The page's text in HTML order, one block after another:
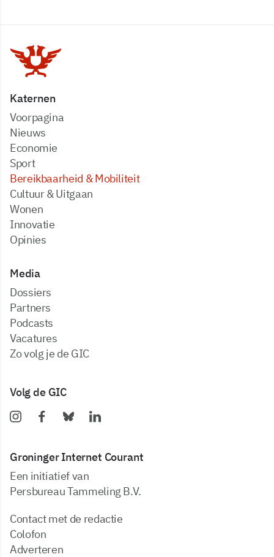
Katernen
Voorpagina
Nieuws
Economie
Sport
Bereikbaarheid & Mobiliteit
Cultuur & Uitgaan
Wonen
Innovatie
Opinies
Media
dossiers
partners
podcasts
vacatures
zo volg je de GIC
Volg de GIC
Groninger Internet Courant
Een initiatief van
Persbureau Tammeling B.V.
Contact met de redactie
Colofon
Adverteren